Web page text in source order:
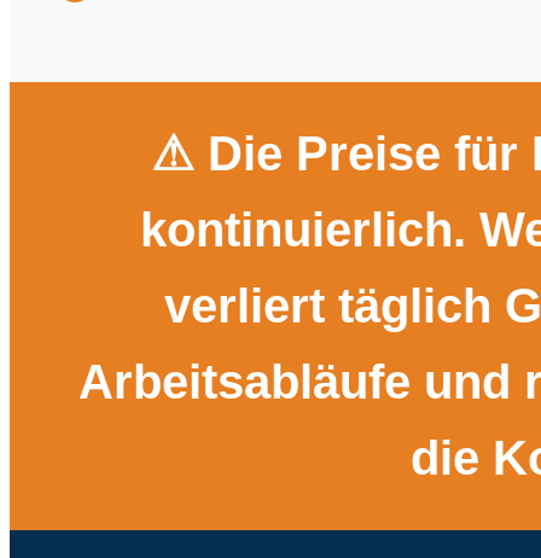
⚠ Die Preise für
kontinuierlich.
verliert täglich
Arbeitsabläufe und
die